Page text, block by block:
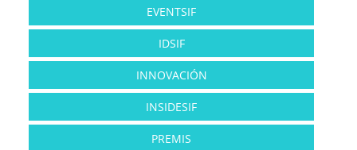
EVENTSIF
IDSIF
INNOVACIÓN
INSIDESIF
PREMIS